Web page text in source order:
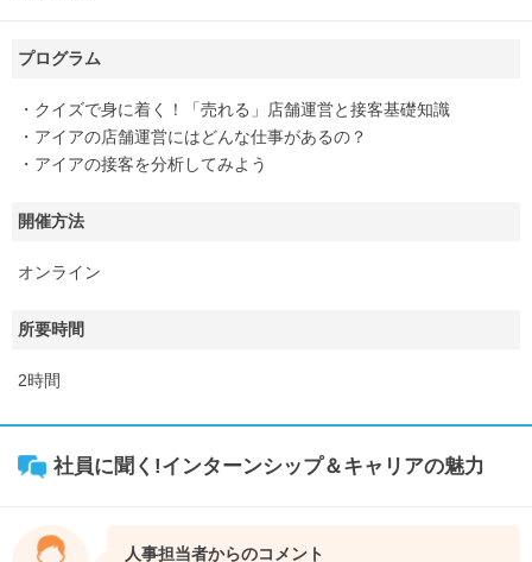
プログラム
・クイズで身に着く！「売れる」店舗運営と接客基礎知識
・アイアの店舗運営にはどんな仕事があるの？
・アイアの接客を分析してみよう
開催方法
オンライン
所要時間
2時間
社員に聞く!インターンシップ＆キャリアの魅力
人事担当者からのコメント